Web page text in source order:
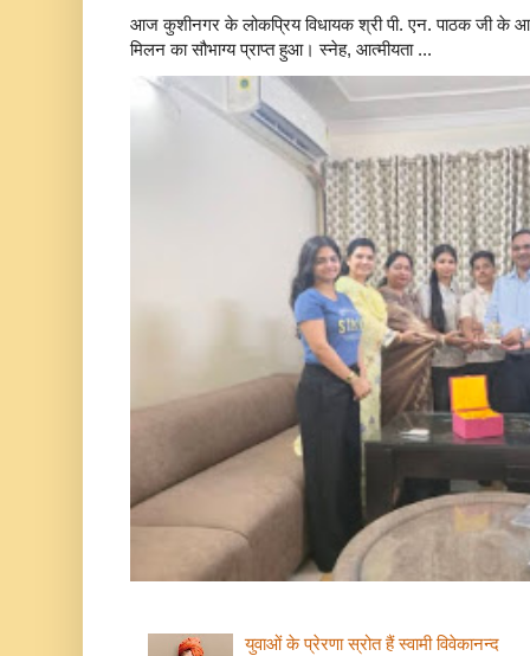
आज कुशीनगर के लोकप्रिय विधायक श्री पी. एन. पाठक जी के
मिलन का सौभाग्य प्राप्त हुआ। स्नेह, आत्मीयता ...
युवाओं के प्रेरणा स्रोत हैं स्वामी विवेकानन्द